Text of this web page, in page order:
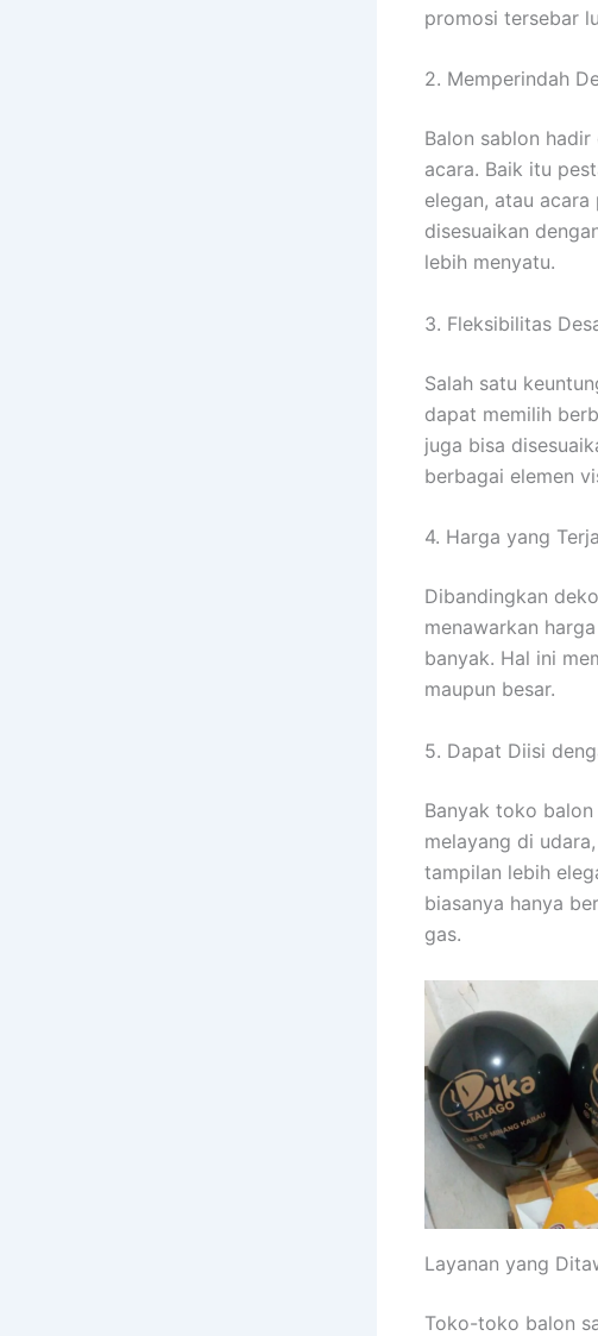
promosi tersebar
2. Memperindah
Balon sablon
acara. Baik itu
elegan, atau
disesuaikan
lebih menyatu.
3. Fleksibilitas
Salah satu
dapat memilih
juga bisa
berbagai elemen
4. Harga yang
Dibandingkan
menawarkan
banyak. Hal ini
maupun besar.
5. Dapat Diisi
Banyak toko
melayang di
tampilan lebih
biasanya hanya
gas.
Layanan yang
Toko-toko balon